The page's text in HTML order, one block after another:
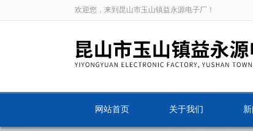
欢迎您，来到昆山市玉山镇益永源电子厂！
网站首页 关于我们